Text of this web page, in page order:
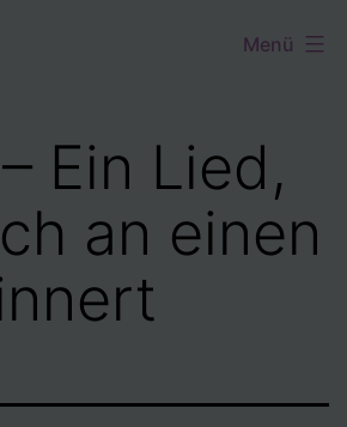
Menü
Ein Lied,
an einen